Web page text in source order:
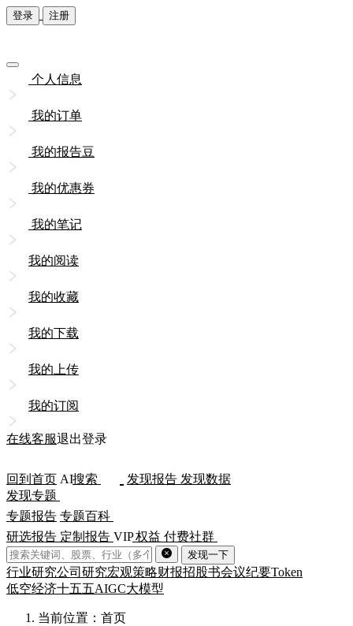
登录 注册
个人信息
我的订单
我的报告豆
我的优惠券
我的笔记
我的阅读
我的收藏
我的下载
我的上传
我的订阅
在线客服退出登录
回到首页 AI搜索 发现报告 发现数据
发现专题
专题报告 专题百科
研选报告 定制报告 VIP权益 付费社群
发现一下
行业研究公司研究宏观策略财报招股书会议纪要Token
低空经济十五五AIGC大模型
当前位置：首页